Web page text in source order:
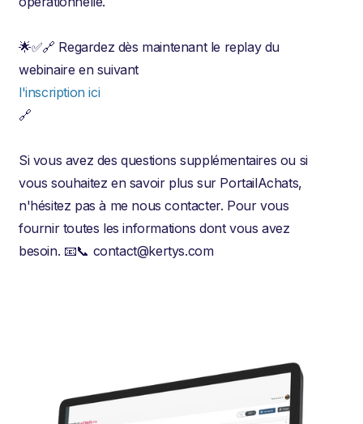
🌟✅🔗 Regardez dès maintenant le replay du
webinaire en suivant
l'inscription ici
🔗
Si vous avez des questions supplémentaires ou si
vous souhaitez en savoir plus sur PortailAchats,
n'hésitez pas à me nous contacter. Pour vous
fournir toutes les informations dont vous avez
besoin. 📧📞 contact@kertys.com